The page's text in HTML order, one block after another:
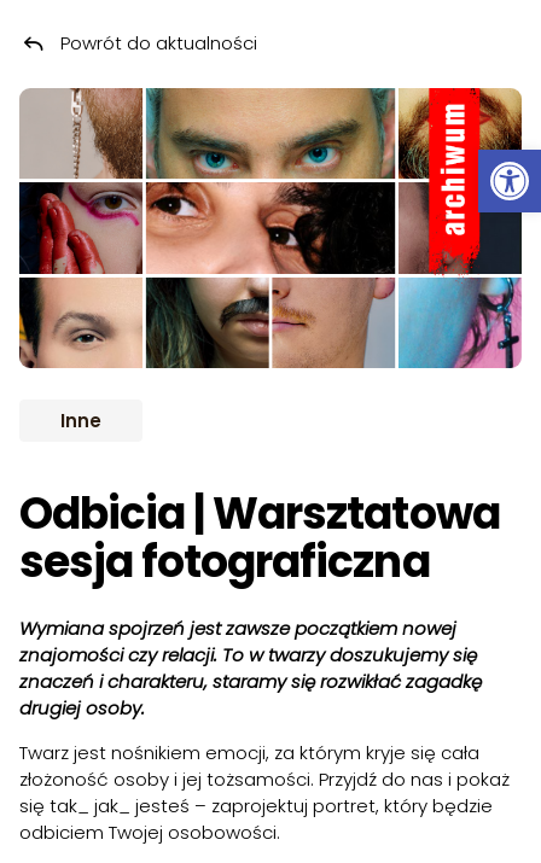
Przeskocz do treści
ARCHIWUM
Inne
Odbicia | Warsztatowa
sesja fotograficzna
Powrót do aktualności
Wymiana spojrzeń jest zawsze początkiem nowej
znajomości czy relacji. To w twarzy doszukujemy się
znaczeń i charakteru, staramy się rozwikłać zagadkę
drugiej osoby.
Twarz jest nośnikiem emocji, za którym kryje się cała
złożoność osoby i jej tożsamości. Przyjdź do nas i pokaż
się tak_ jak_ jesteś – zaprojektuj portret, który będzie
odbiciem Twojej osobowości.